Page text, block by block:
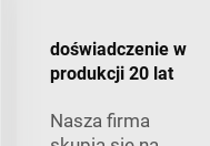
doświadczenie w
produkcji 20 lat
Nasza firma